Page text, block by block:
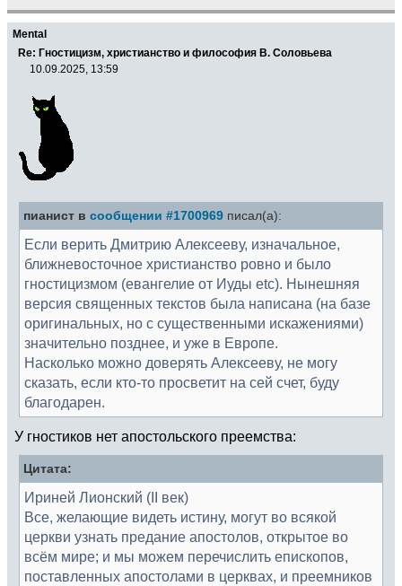
Mental
Re: Гностицизм, христианство и философия В. Соловьева
10.09.2025, 13:59
пианист в сообщении #1700969 писал(а):
Если верить Дмитрию Алексееву, изначальное,
ближневосточное христианство ровно и было
гностицизмом (евангелие от Иуды etc). Нынешняя
версия священных текстов была написана (на базе
оригинальных, но с существенными искажениями)
значительно позднее, и уже в Европе.
Насколько можно доверять Алексееву, не могу
сказать, если кто-то просветит на сей счет, буду
благодарен.
У гностиков нет апостольского преемства:
Цитата:
Ириней Лионский (II век)
Все, желающие видеть истину, могут во всякой
церкви узнать предание апостолов, открытое во
всём мире; и мы можем перечислить епископов,
поставленных апостолами в церквах, и преемников